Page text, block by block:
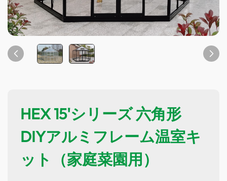
HEX 15'シリーズ 六角形
DIYアルミフレーム温室キ
ット（家庭菜園用）